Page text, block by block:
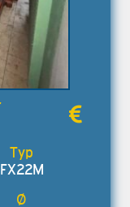
FX22M